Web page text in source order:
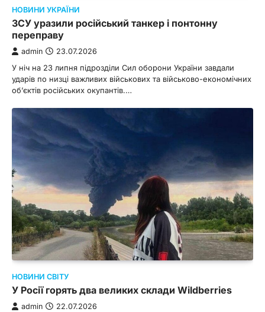
НОВИНИ УКРАЇНИ
ЗСУ уразили російський танкер і понтонну
переправу
admin 23.07.2026
У ніч на 23 липня підрозділи Сил оборони України завдали
ударів по низці важливих військових та військово-економічних
об’єктів російських окупантів.…
НОВИНИ СВІТУ
У Росії горять два великих склади Wildberries
admin 22.07.2026